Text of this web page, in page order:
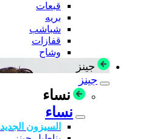
قبعات
بريه
شباشب
قفازات
وشاح
جينز
جينز
نساء
نساء
السيزون الجديد